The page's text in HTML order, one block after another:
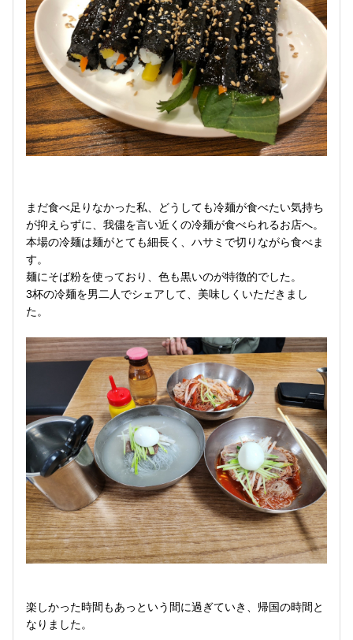
まだ食べ足りなかった私、どうしても冷麺が食べたい気持ち
が抑えらずに、我儘を言い近くの冷麺が食べられるお店へ。
本場の冷麺は麺がとても細長く、ハサミで切りながら食べま
す。
麺にそば粉を使っており、色も黒いのが特徴的でした。
3杯の冷麺を男二人でシェアして、美味しくいただきまし
た。
楽しかった時間もあっという間に過ぎていき、帰国の時間と
なりました。